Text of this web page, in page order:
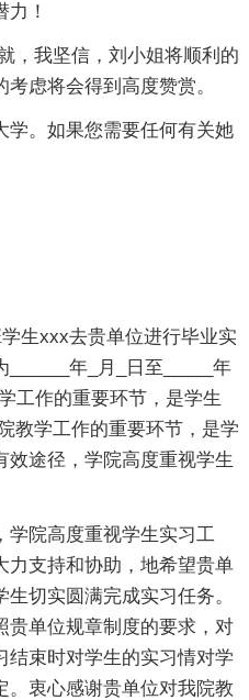
！
，我坚信，刘小姐将顺利的
虑将会得到高度赞赏。
学。如果您需要任何有关她
生xxx去贵单位进行毕业实
年_月_日至_____年
工作的重要环节，是学生
教学工作的重要环节，是学
效途径，学院高度重视学生
学院高度重视学生实习工
力支持和协助，地希望贵单
切实圆满完成实习任务。
贵单位规章制度的要求，对
结束时对学生的实习情对学
。衷心感谢贵单位对我院教